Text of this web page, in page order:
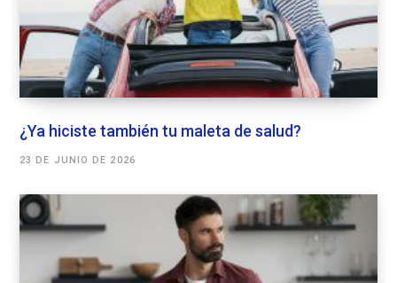
¿Ya hiciste también tu maleta de salud?
23 DE JUNIO DE 2026